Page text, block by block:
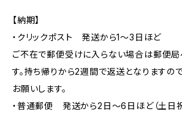
【納期】
・クリックポスト 発送から1〜3日ほど
ご不在で郵便受けに入らない場合は郵便局
す。持ち帰りから2週間で返送となりますの
お願いします。
・普通郵便 発送から2日〜6日ほど（土日祝